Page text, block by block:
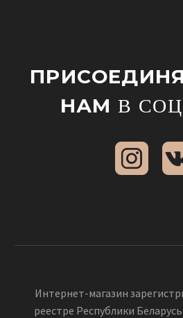
НАМ В
Интернет-магазин
реестре Республики